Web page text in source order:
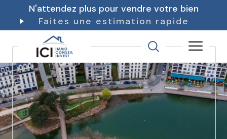
N'attendez plus pour vendre votre bien
Faites une estimation rapide